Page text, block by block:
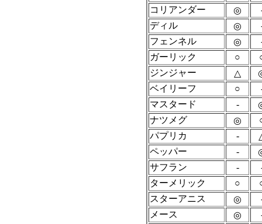
コリアンダー
◎
ディル
◎
フェンネル
◎
ガーリック
○
ジンジャー
△
ベイリーフ
○
マスタード
-
ナツメグ
◎
パプリカ
-
ペッパー
-
サフラン
-
ターメリック
○
スターアニス
◎
メース
◎